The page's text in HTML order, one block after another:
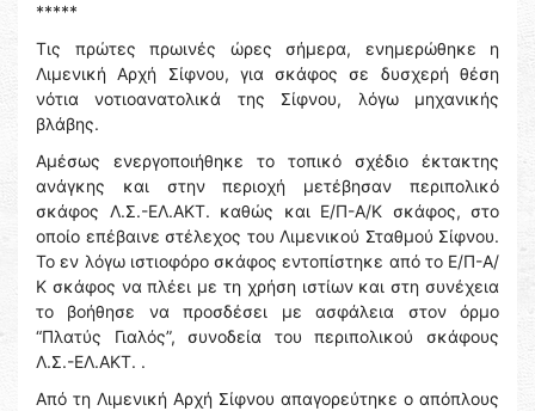
*****
Τις πρώτες πρωινές ώρες σήμερα, ενημερώθηκε η
Λιμενική Αρχή Σίφνου, για σκάφος σε δυσχερή θέση
νότια νοτιοανατολικά της Σίφνου, λόγω μηχανικής
βλάβης.
Αμέσως ενεργοποιήθηκε το τοπικό σχέδιο έκτακτης
ανάγκης και στην περιοχή μετέβησαν περιπολικό
σκάφος Λ.Σ.-ΕΛ.ΑΚΤ. καθώς και Ε/Π-Α/Κ σκάφος, στο
οποίο επέβαινε στέλεχος του Λιμενικού Σταθμού Σίφνου.
Το εν λόγω ιστιοφόρο σκάφος εντοπίστηκε από το Ε/Π-Α/
Κ σκάφος να πλέει με τη χρήση ιστίων και στη συνέχεια
το βοήθησε να προσδέσει με ασφάλεια στον όρμο
“Πλατύς Γιαλός”, συνοδεία του περιπολικού σκάφους
Λ.Σ.-ΕΛ.ΑΚΤ. .
Από τη Λιμενική Αρχή Σίφνου απαγορεύτηκε ο απόπλους